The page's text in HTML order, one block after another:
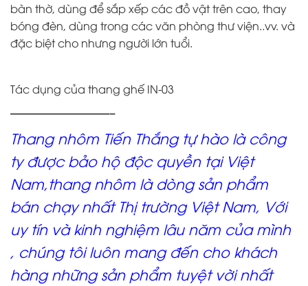
bàn thờ, dùng để sắp xếp các đồ vật trên cao, thay
bóng đèn, dùng trong các văn phòng thư viện..vv. và
đặc biệt cho nhưng người lớn tuổi.
Tác dụng của thang ghế IN-03
—————————–
Thang nhôm Tiến Thắng tự hào là công
ty được bảo hộ độc quyền tại Việt
Nam,thang nhôm là dòng sản phẩm
bán chạy nhất Thị trường Việt Nam, Với
uy tín và kinh nghiệm lâu năm của mình
, chúng tôi luôn mang đến cho khách
hàng những sản phẩm tuyệt vời nhất